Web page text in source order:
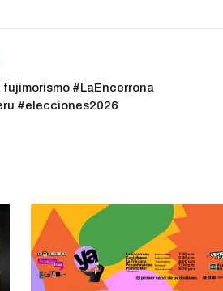
fujimorismo #LaEncerrona
#elecciones2026